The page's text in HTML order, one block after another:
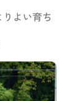
よい育ち